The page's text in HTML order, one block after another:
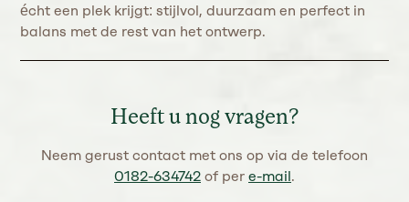
écht een plek krijgt: stijlvol, duurzaam en perfect in
balans met de rest van het ontwerp.
Heeft u nog vragen?
Neem gerust contact met ons op via de telefoon
0182-634742 of per e-mail.